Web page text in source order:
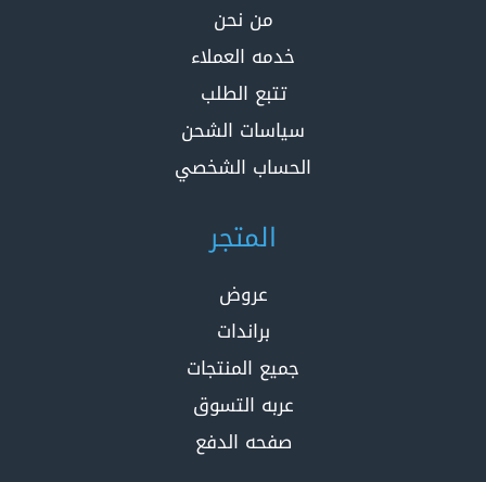
من نحن
خدمه العملاء
تتبع الطلب
سياسات الشحن
الحساب الشخصي
المتجر
عروض
براندات
جميع المنتجات
عربه التسوق
صفحه الدفع